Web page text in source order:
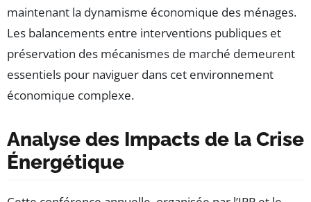
maintenant la dynamisme économique des ménages.
Les balancements entre interventions publiques et
préservation des mécanismes de marché demeurent
essentiels pour naviguer dans cet environnement
économique complexe.
Analyse des Impacts de la Crise
Énergétique